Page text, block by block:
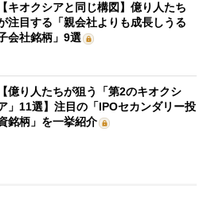
【キオクシアと同じ構図】億り人たち
注目する「親会社よりも成長しうる
会社銘柄」9選
【億り人たちが狙う「第2のキオクシ
」11選】注目の「IPOセカンダリー投
銘柄」を一挙紹介